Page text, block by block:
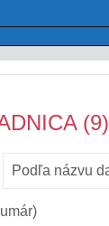
(9)